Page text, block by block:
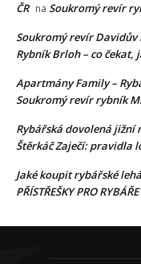
ČR na Soukromý revír
Soukromý revír Davidův
Rybník Brloh – co
Apartmány Family –
Soukromý revír rybník
Rybářská dovolená jižní
Štěrkáč Zaječí: pravidla
Jaké koupit rybářské
PŘÍSTŘEŠKY PRO RYBÁŘE